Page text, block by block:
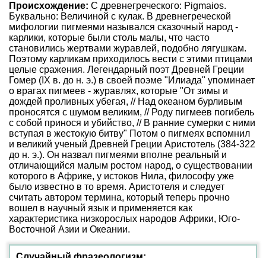
Происхождение: С древнегреческого: Pigmaios.
Буквально: Величиной с кулак. В древнегреческой
мифологии пигмеями назывался сказочный народ -
карлики, которые были столь малы, что часто
становились жертвами журавлей, подобно лягушкам.
Поэтому карликам приходилось вести с этими птицами
целые сражения. Легендарный поэт Древней Греции
Гомер (IX в. до н. э.) в своей поэме "Илиада" упоминает
о врагах пигмеев - журавлях, которые "От зимы и
дождей проливных убегая, // Над океаном бурливым
проносятся с шумом великим, // Роду пигмеев погибель
с собой принося и убийство, // В ранние сумерки с ними
вступая в жестокую битву" Потом о пигмеях вспомнил
и великий ученый Древней Греции Аристотель (384-322
до н. э.). Он назвал пигмеями вполне реальный и
отличающийся малым ростом народ, о существовании
которого в Африке, у истоков Нила, философу уже
было известно в то время. Аристотеля и следует
считать автором термина, который теперь прочно
вошел в научный язык и применяется как
характеристика низкорослых народов Африки, Юго-
Восточной Азии и Океании.